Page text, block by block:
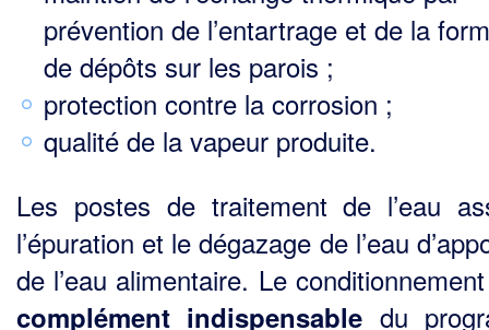
prévention de l’entartrage et de la
de dépôts sur les parois ;
protection contre la corrosion ;
qualité de la vapeur produite.
Les postes de traitement de l’eau
l’épuration et le dégazage de l’eau
de l’eau alimen­taire. Le
complément indispensable du